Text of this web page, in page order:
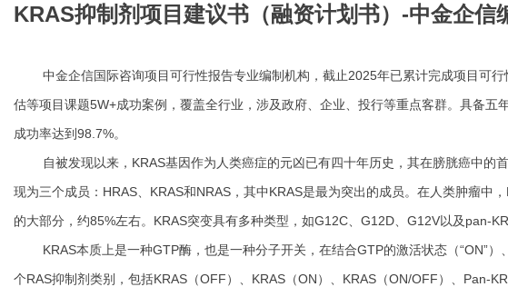
KRAS抑制剂项目建议书（融资计划书）-中金企信
中金企信国际咨询项目可行性报告专业编制机构，截止2025年已累计完成项目可
估等项目课题5W+成功案例，覆盖全行业，涉及政府、企业、投行等重点客群。具备
成功率达到98.7%。
自被发现以来， KRAS基因作为人类癌症的元凶已有四十年历史，其在膀胱癌中的
现为三个成员：HRAS、KRAS和NRAS，其中KRAS是最为突出的成员。在人类肿瘤中
的大部分，约85%左右。KRAS突变具有多种类型，如G12C、G12D、G12V以及pan-
KRAS本质上是一种GTP酶，也是一种分子开关，在结合GTP的激活状态（“ON”
个RAS抑制剂类别，包括KRAS（OFF）、KRAS（ON）、KRAS（ON/OFF）、Pan-